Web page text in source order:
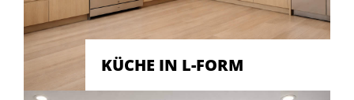
KÜCHE IN L-FORM